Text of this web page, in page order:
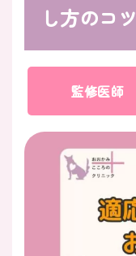
クリニック
医師紹介
し方のコツ
監修医師